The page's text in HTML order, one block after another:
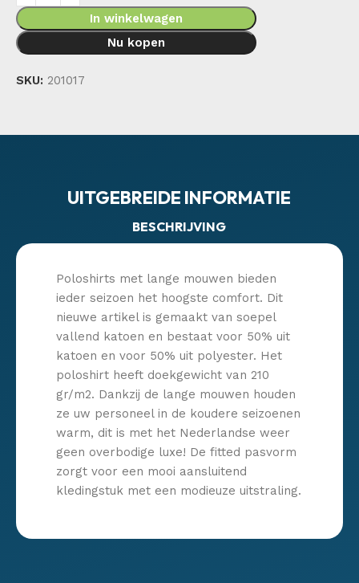
In winkelwagen
Nu kopen
SKU: 201017
UITGEBREIDE INFORMATIE
BESCHRIJVING
Poloshirts met lange mouwen bieden
ieder seizoen het hoogste comfort. Dit
nieuwe artikel is gemaakt van soepel
vallend katoen en bestaat voor 50% uit
katoen en voor 50% uit polyester. Het
poloshirt heeft doekgewicht van 210
gr/m2. Dankzij de lange mouwen houden
ze uw personeel in de koudere seizoenen
warm, dit is met het Nederlandse weer
geen overbodige luxe! De fitted pasvorm
zorgt voor een mooi aansluitend
kledingstuk met een modieuze uitstraling.